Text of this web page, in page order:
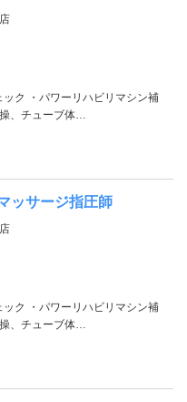
ック ・パワーリハビリマシン補
、チューブ体…
ッサージ指圧師
ック ・パワーリハビリマシン補
、チューブ体…